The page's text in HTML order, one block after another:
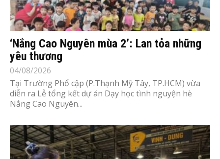
‘Nắng Cao Nguyên mùa 2’: Lan tỏa những
yêu thương
04/08/2026
Tại Trường Phổ cập (P.Thạnh Mỹ Tây, TP.HCM) vừa
diễn ra Lễ tổng kết dự án Dạy học tình nguyện hè
Nắng Cao Nguyên...